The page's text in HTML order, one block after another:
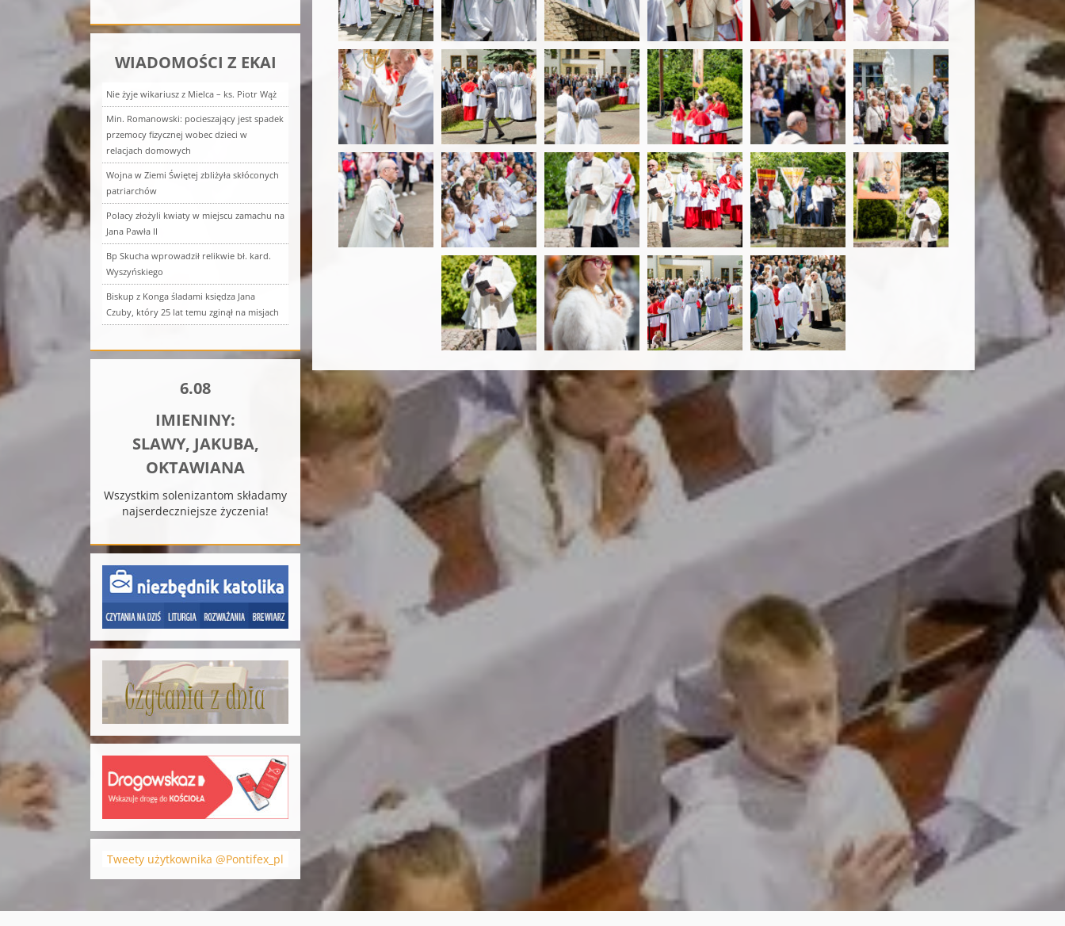
WIADOMOŚCI Z EKAI
Nie żyje wikariusz z Mielca – ks. Piotr Wąż
Min. Romanowski: pocieszający jest spadek
przemocy fizycznej wobec dzieci w
relacjach domowych
Wojna w Ziemi Świętej zbliżyła skłóconych
patriarchów
Polacy złożyli kwiaty w miejscu zamachu na
Jana Pawła II
Bp Skucha wprowadził relikwie bł. kard.
Wyszyńskiego
Biskup z Konga śladami księdza Jana
Czuby, który 25 lat temu zginął na misjach
6.08
IMIENINY:
SLAWY, JAKUBA,
OKTAWIANA
Wszystkim solenizantom składamy
najserdeczniejsze życzenia!
Tweety użytkownika @Pontifex_pl